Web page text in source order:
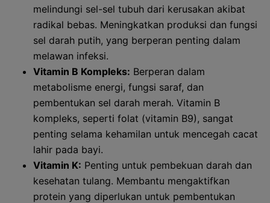
melindungi sel-sel tubuh dari kerusakan akibat
radikal bebas. Meningkatkan produksi dan fungsi
sel darah putih, yang berperan penting dalam
melawan infeksi.
Vitamin B Kompleks: Berperan dalam
metabolisme energi, fungsi saraf, dan
pembentukan sel darah merah. Vitamin B
kompleks, seperti folat (vitamin B9), sangat
penting selama kehamilan untuk mencegah cacat
lahir pada bayi.
Vitamin K: Penting untuk pembekuan darah dan
kesehatan tulang. Membantu mengaktifkan
protein yang diperlukan untuk pembentukan